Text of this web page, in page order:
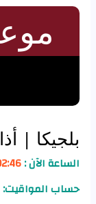
بلجيكا |
الساعة الآن :02:46 التوقيت
حساب المواقيت: